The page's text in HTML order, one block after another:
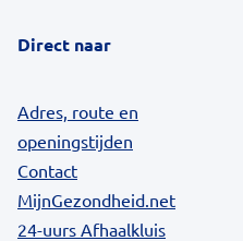
Direct naar
Adres, route en
openingstijden
Contact
MijnGezondheid.net
24-uurs Afhaalkluis